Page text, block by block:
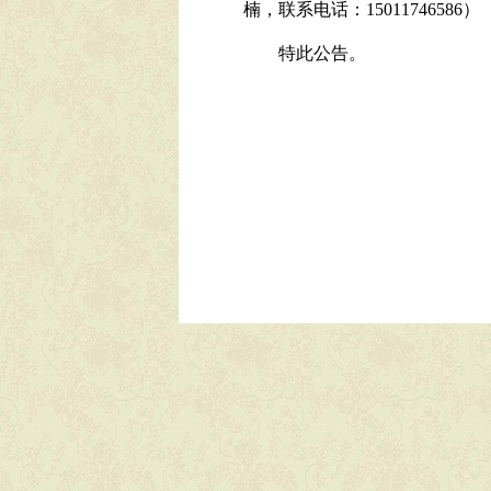
楠，联系电话：15011746586）
特此公告。